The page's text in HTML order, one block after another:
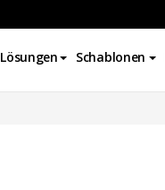
Lösungen Schablonen